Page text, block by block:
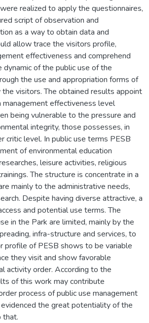
realized to apply the questionnaires,
script of observation and
as a way to obtain data and
allow trace the visitors profile,
effectiveness and comprehend
dynamic of the public use of the
the use and appropriation forms of
visitors. The obtained results appoint
effectiveness level
being vulnerable to the pressure and
integrity, those possesses, in
critic level. In public use terms PESB
of environmental education
leisure activities, religious
The structure is concentrate in a
mainly to the administrative needs,
Despite having diverse attractive, a
and potential use terms. The
in the Park are limited, mainly by the
infra-structure and services, to
profile of PESB shows to be variable
they visit and show favorable
activity order. According to the
of this work may contribute
process of public use management
the great potentiality of the
that.